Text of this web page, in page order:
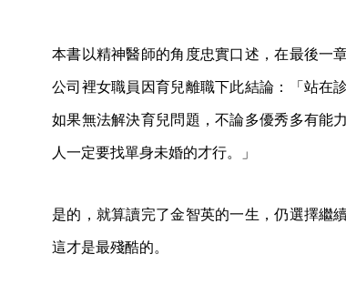
本書以精神醫師的角度忠實口述，在最後一
公司裡女職員因育兒離職下此結論：「站在
如果無法解決育兒問題，不論多優秀多有能
人一定要找單身未婚的才行。」
是的，就算讀完了金智英的一生，仍選擇繼
這才是最殘酷的。